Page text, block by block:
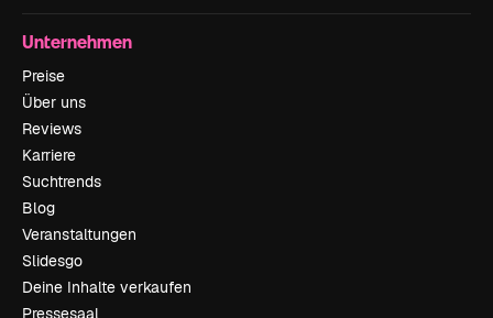
Unternehmen
Preise
Über uns
Reviews
Karriere
Suchtrends
Blog
Veranstaltungen
Slidesgo
Deine Inhalte verkaufen
Pressesaal